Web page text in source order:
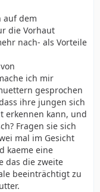
auf dem
die Vorhaut
nach- als Vorteile
ich mir
gesprochen
ihre jungen sich
erkennen kann, und
Fragen sie sich
mal im Gesicht
kaeme eine
das die zweite
beeinträchtigt zu